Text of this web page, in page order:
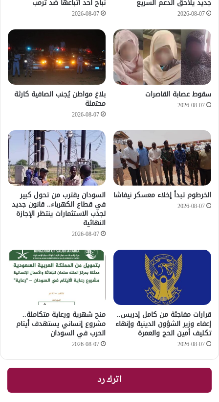
جديد يلاحق الدعم السريع
2026-08-07
نباح أحد أتباعها ضد ترمب
2026-08-07
سقوط عصابة القاصرات
2026-08-07
بلاغ مواطن يُجنب الصافية كارثة
محتملة
2026-08-07
الخرطوم تبدأ إخلاء معسكر نيفاشا
2026-08-07
السودان يقترب من تحول كبير
في قطاع الكهرباء.. قانون جديد
لجذب الاستثمارات ينتظر الإجازة
النهائية
2026-08-07
قرارات مفاجئة من كامل إدريس..
إعفاء وزير الشؤون الدينية وإنهاء
تكليف أمين الحج والعمرة
2026-08-07
منح شهرية ورعاية متكاملة..
مشروع إنساني يستهدف أيتام
الحرب في السودان
2026-08-07
اترك رد